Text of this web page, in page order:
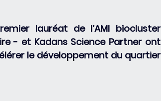
lauréat de l’AMI biocluster
- et Kadans Science Partner ont
le développement du quartier